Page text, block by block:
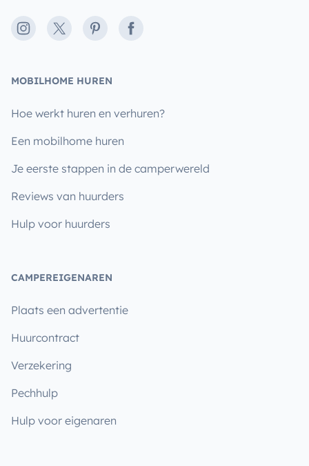
Instagram
X PinterestFacebook
MOBILHOME HUREN
Hoe werkt huren en verhuren?
Een mobilhome huren
Je eerste stappen in de camperwereld
Reviews van huurders
Hulp voor huurders
CAMPEREIGENAREN
Plaats een advertentie
Huurcontract
Verzekering
Pechhulp
Hulp voor eigenaren